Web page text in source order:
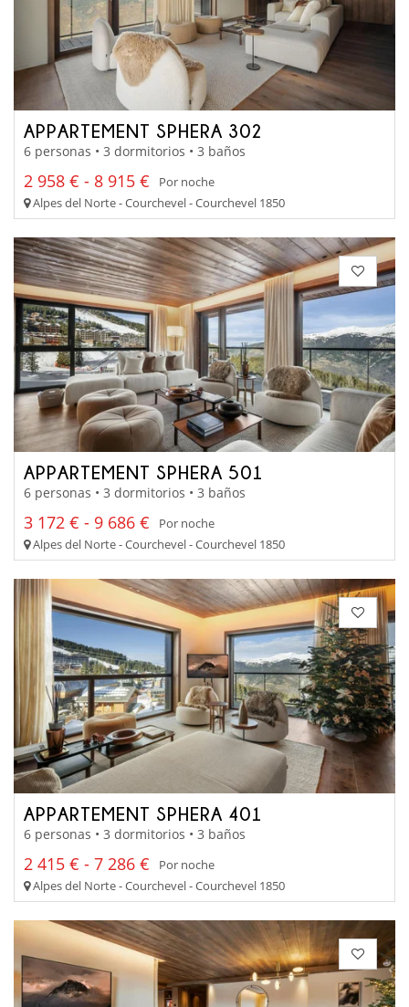
APPARTEMENT SPHERA 302
6 personas • 3 dormitorios • 3 baños
2 958 € - 8 915 €
Por noche
Alpes del Norte - Courchevel - Courchevel 1850
APPARTEMENT SPHERA 501
6 personas • 3 dormitorios • 3 baños
3 172 € - 9 686 €
Por noche
Alpes del Norte - Courchevel - Courchevel 1850
APPARTEMENT SPHERA 401
6 personas • 3 dormitorios • 3 baños
2 415 € - 7 286 €
Por noche
Alpes del Norte - Courchevel - Courchevel 1850